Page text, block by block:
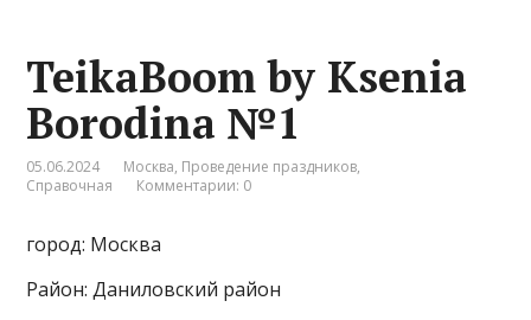
TeikaBoom by Ksenia
Borodina №1
05.06.2024 Москва, Проведение праздников,
Справочная
Комментарии: 0
город: Москва
Район: Даниловский район